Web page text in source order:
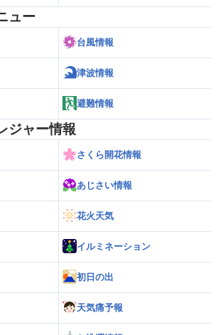
ュー
台風情報
津波情報
避難情報
ジャー情報
さくら開花情報
あじさい情報
花火天気
イルミネーション
初日の出
天気痛予報